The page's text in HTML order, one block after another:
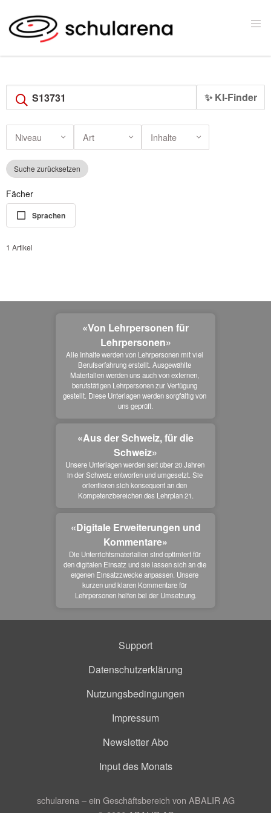
✨ KI-Finder
Niveau Art Inhalte
Suche zurücksetzen
Fächer
Sprachen
1 Artikel
«Von Lehrpersonen für
Lehrpersonen»
Alle Inhalte werden von Lehrpersonen mit viel
Berufserfahrung erstellt. Ausgewählte
Materialien werden uns auch von externen,
berufstätigen Lehrpersonen zur Verfügung
gestellt. Diese Unterlagen werden sorgfältig von
uns geprüft.
«Aus der Schweiz, für die
Schweiz»
Unsere Unterlagen werden seit über 20 Jahren
in der Schweiz entworfen und umgesetzt. Sie
orientieren sich konsequent an den
Kompetenzbereichen des Lehrplan 21.
«Digitale Erweiterungen und
Kommentare»
Die Unterrichtsmaterialien sind optimiert für
den digitalen Einsatz und sie lassen sich an die
eigenen Einsatzzwecke anpassen. Unsere
kurzen und klaren Kommentare für
Lehrpersonen helfen bei der Umsetzung.
Support
Datenschutzerklärung
Nutzungsbedingungen
Impressum
Newsletter Abo
Input des Monats
schularena – ein Geschäftsbereich von ABALIR AG